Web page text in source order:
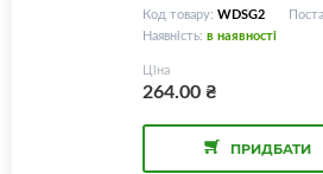
Код товару: WDSG2
Наявність: в наявності
Ціна
264.00₴
ПРИДБАТИ